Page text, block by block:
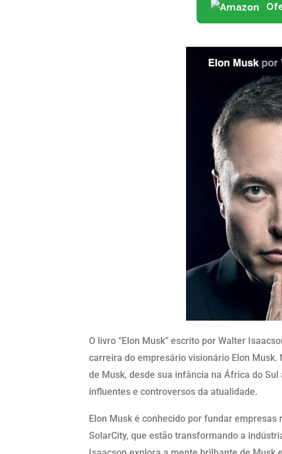
O livro “Elon Musk” escrito por Walter
carreira do empresário visionário Elon
de Musk, desde sua infância na África do
influentes e controversos da atualidade.
Elon Musk é conhecido por fundar
SolarCity, que estão transformando a